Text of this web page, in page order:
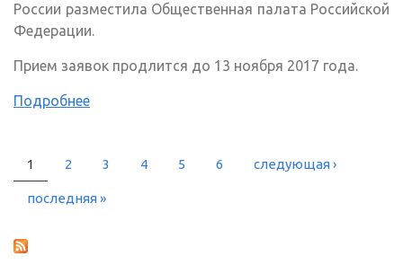
России разместила Общественная палата Российской
Федерации.
Прием заявок продлится до 13 ноября 2017 года.
Подробнее
СТРАНИЦЫ
1 2 3 4 5 6 следующая ›
последняя »